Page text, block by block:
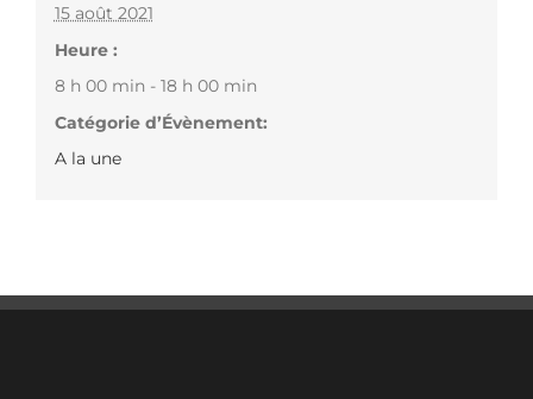
15 août 2021
Heure :
8 h 00 min - 18 h 00 min
Catégorie d’Évènement:
A la une